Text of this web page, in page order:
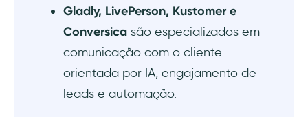
Gladly, LivePerson, Kustomer e
Conversica são especializados em
comunicação com o cliente
orientada por IA, engajamento de
leads e automação.